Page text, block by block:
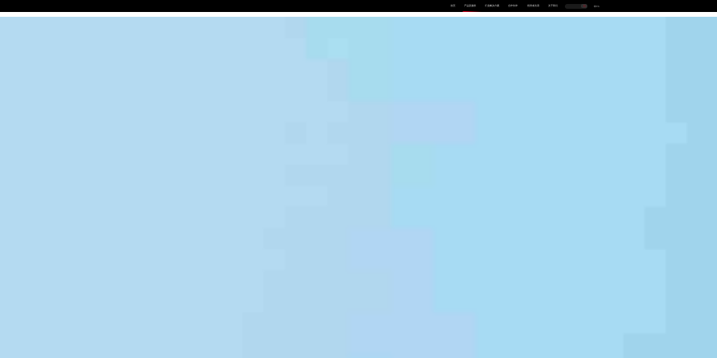
首页 产品及服务 行业解决方案 合作伙伴 投资者关系 关于我们 中EN